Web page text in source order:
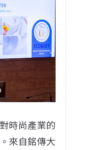
時尚產業的
來自銘傳大